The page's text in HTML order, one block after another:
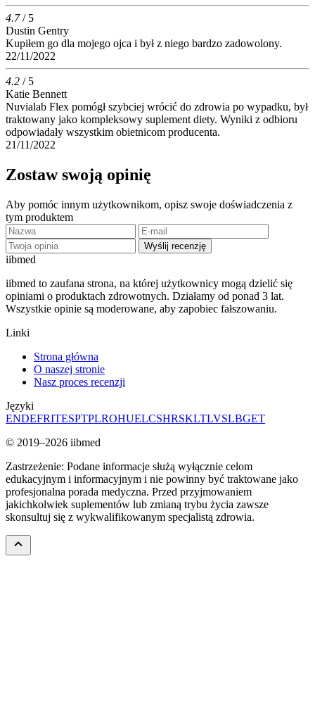
4.7/ 5
Dustin Gentry
Kupiłem go dla mojego ojca i był z niego bardzo zadowolony.
22/11/2022
4.2 / 5
Katie Bennett
Nuvialab Flex pomógł szybciej wrócić do zdrowia po wypadku, był
traktowany jako kompleksowy suplement diety. Wyniki z odbioru
odpowiadały wszystkim obietnicom producenta.
21/11/2022
Zostaw swoją opinię
Aby pomóc innym użytkownikom, opisz swoje doświadczenia z
tym produktem
Wyślij recenzję
iibmed
iibmed to zaufana strona, na której użytkownicy mogą dzielić się
opiniami o produktach zdrowotnych. Działamy od ponad 3 lat.
Wszystkie opinie są moderowane, aby zapobiec fałszowaniu.
Linki
Strona główna
O naszej stronie
Nasz proces recenzji
Języki
ENDEFRITESPTPLROHUELCSHRSKLTLVSLBGET
© 2019–2026 iibmed
Zastrzeżenie: Podane informacje służą wyłącznie celom
edukacyjnym i informacyjnym i nie powinny być traktowane jako
profesjonalna porada medyczna. Przed przyjmowaniem
jakichkolwiek suplementów lub zmianą trybu życia zawsze
skonsultuj się z wykwalifikowanym specjalistą zdrowia.